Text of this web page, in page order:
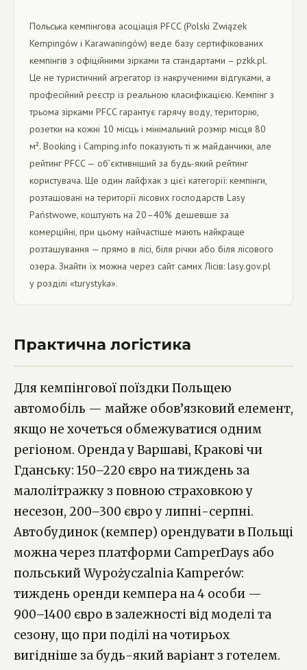
Польська кемпінгова асоціація PFCC (Polski Związek
Kempingów i Karawaningów) веде базу сертифікованих
кемпінгів з офіційними зірками та стандартами – pzkk.pl.
Це не туристичний агрегатор із накрученими відгуками, а
професійний реєстр із реальною класифікацією. Кемпінг з
трьома зірками PFCC гарантує гарячу воду, територію,
розетки на кожні 10 місць і мінімальний розмір місця 80
м². Booking і Camping.info показують ті ж майданчики, але
рейтинг PFCC — об’єктивніший за будь-який рейтинг
користувача. Ще один лайфхак з цієї категорії: кемпінги,
розташовані на території лісових господарств Lasy
Państwowe, коштують на 20–40% дешевше за
комерційні, при цьому найчастіше мають найкраще
розташування — прямо в лісі, біля річки або біля лісового
озера. Знайти їх можна через сайт самих Лісів: lasy.gov.pl
у розділі «turystyka».
Практична логістика
Для кемпінгової поїздки Польщею
автомобіль — майже обов’язковий елемент,
якщо не хочеться обмежуватися одним
регіоном. Оренда у Варшаві, Кракові чи
Гданську: 150–220 євро на тиждень за
малолітражку з повною страховкою у
несезон, 200–300 євро у липні-серпні.
Автобудинок (кемпер) орендувати в Польщі
можна через платформи CamperDays або
польський Wypożyczalnia Kamperów:
тиждень оренди кемпера на 4 особи —
900–1400 євро в залежності від моделі та
сезону, що при поділі на чотирьох
вигідніше за будь-який варіант з готелем.